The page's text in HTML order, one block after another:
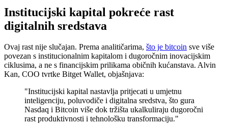
Institucijski kapital pokreće rast
digitalnih sredstava
Ovaj rast nije slučajan. Prema analitičarima, što je bitcoin sve više
povezan s institucionalnim kapitalom i dugoročnim inovacijskim
ciklusima, a ne s financijskim prilikama običnih kućanstava. Alvin
Kan, COO tvrtke Bitget Wallet, objašnjava:
"Institucijski kapital nastavlja pritjecati u umjetnu
inteligenciju, poluvodiče i digitalna sredstva, što gura
Nasdaq i Bitcoin više dok tržišta ukalkuliraju dugoročni
rast produktivnosti i tehnološku transformaciju."